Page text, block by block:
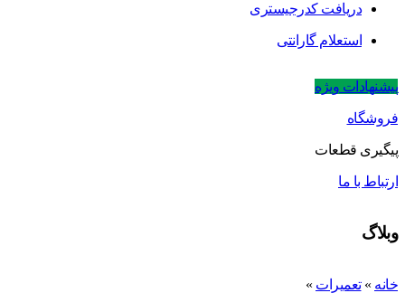
دریافت کدرجیستری
استعلام گارانتی
پیشنهادات ویژه
فروشگاه
پیگیری قطعات
ارتباط با ما
وبلاگ
خانه »تعمیرات »